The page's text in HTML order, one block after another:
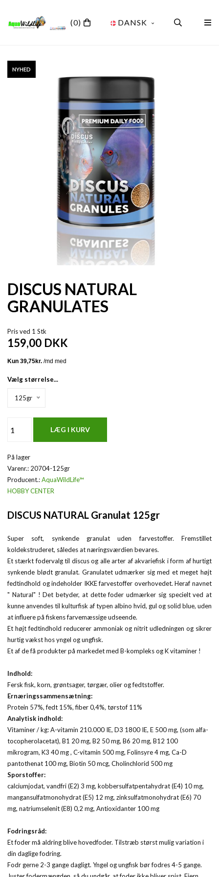
(0) DANSK
NYHED
DISCUS NATURAL
GRANULATES
Pris ved 1 Stk
159,00 DKK
Vælg størrelse...
125gr
På lager
Varenr.: 20704-125gr
Producent.:AquaWildLife™
HOBBY CENTER
DISCUS NATURAL Granulat 125gr
Super soft, synkende granulat uden farvestoffer. Fremstillet
koldekstruderet, således at næringsværdien bevares.
Et stærkt fodervalg til discus og alle arter af akvariefisk i form af hurtigt
synkende blødt granulat. Granulatet udmærker sig med et meget højt
fedtindhold og indeholder IKKE farvestoffer overhovedet. Heraf navnet
" Natural" ! Det betyder, at dette foder udmærker sig specielt ved at
kunne anvendes til kulturfisk af typen albino hvid, gul og solid blue, uden
at influere på fiskens farvemæssige udseende.
Et højt fedtindhold reducerer ammoniak og nitrit udledningen og sikrer
hurtig vækst hos yngel og ungfisk.
Et af de få produkter på markedet med B-kompleks og K vitaminer !
Indhold:
Fersk fisk, korn, grøntsager, tørgær, olier og fedtstoffer.
Ernæringssammensætning:
Protein 57%, fedt 15%, fiber 0,4%, tørstof 11%
Analytisk indhold:
Vitaminer / kg: A-vitamin 210.000 IE, D3 1800 IE, E 500 mg, (som alfa-
tocopherolacetat), B1 20 mg, B2 50 mg, B6 20 mg, B12 100
mikrogram, K3 40 mg , C-vitamin 500 mg, Folinsyre 4 mg, Ca-D
pantothenat 100 mg, Biotin 50 mcg, Cholinchlorid 500 mg
Sporstoffer:
calciumjodat, vandfri (E2) 3 mg, kobbersulfatpentahydrat (E4) 10 mg,
mangansulfatmonohydrat (E5) 12 mg, zinksulfatmonohydrat (E6) 70
mg, natriumselenit (E8) 0,2 mg, Antioxidanter 100 mg
Fodringsråd:
Et foder må aldring blive hovedfoder. Tilstræb størst mulig variation i
din daglige fodring.
Fodr gerne 2-3 gange dagligt. Yngel og ungfisk bør fodres 4-5 gange.